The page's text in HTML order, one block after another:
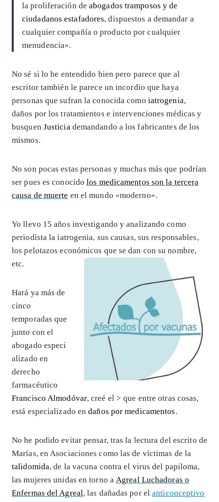
la proliferación deabogados tramposos y de
ciudadanos estafadores, dispuestos a demandar a
cualquier compañía o producto por cualquier
menudencia».
No sé si lo he entendido bien pero parece que al
escritor también le parece un incordio que haya
personas que sufran la conocida como iatrogenia,
daños por los tratamientos e intervenciones médicas y
busquen Justicia demandando a los fabricantes de los
mismos.
No son pocas estas personas y muchas más que podrían
ser pues es conocidolos medicamentos son la tercera
causa de muerte en el mundo «moderno».
Yo llevo 15 años investigando y analizando como
periodista la iatrogenia, sus causas, sus responsables,
los pelotazos económicos que se dan con su nombre,
etc.
Hará ya más de
cinco
temporadas que
junto con el
abogado especi
alizado en
derecho
farmacéutico
Francisco Almodóvar, creé el > que entre otras cosas,
está especializado endaños por medicamentos.
No he podido evitar pensar, tras la lectura del escrito de
Marías, en Asociaciones como las de víctimas de la
talidomida, de la vacuna contra el virus del papiloma,
las mujeres unidas en torno a Agreal Luchadoras o
Enfermas del Agreal, las dañadas por elanticonceptivo